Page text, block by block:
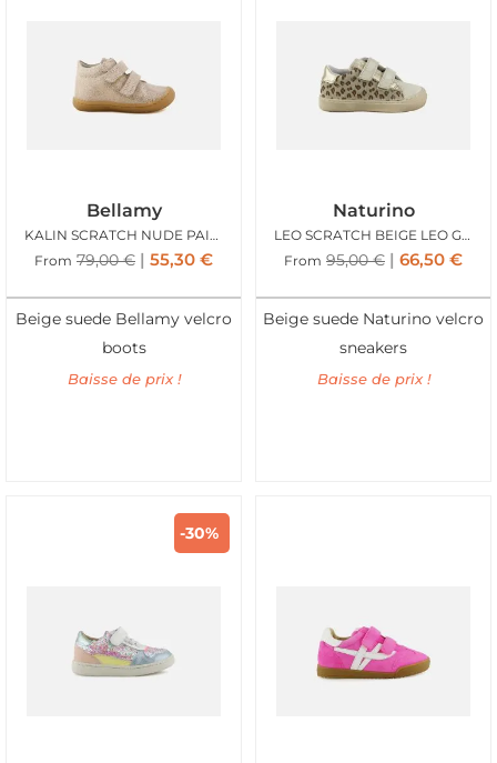
Bellamy
KALIN SCRATCH NUDE PAILLETTE
From 79,00€ 55,30 €
Beige suede Bellamy velcro
boots
Baisse de prix !
Naturino
LEO SCRATCH BEIGE LEO GLITTER
From 95,00€ 66,50 €
Beige suede Naturino velcro
sneakers
Baisse de prix !
-30%